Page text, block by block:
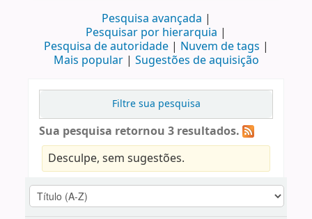
Pesquisa avançada
Pesquisar por hierarquia
Pesquisa de autoridade
Nuvem de tags
Mais popular
Sugestões de aquisição
Filtre sua pesquisa
Sua pesquisa retornou 3 resultados.
Desculpe, sem sugestões.